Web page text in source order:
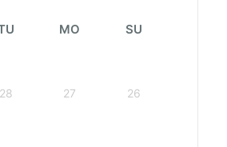
SU
MO
26
27
28